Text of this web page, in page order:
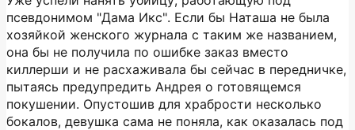
псевдонимом "Дама Икс". Если бы Наташа не была
хозяйкой женского журнала с таким же названием,
она бы не получила по ошибке заказ вместо
киллерши и не расхаживала бы сейчас в передничке,
пытаясь предупредить Андрея о готовящемся
покушении. Опустошив для храбрости несколько
бокалов, девушка сама не поняла, как оказалась под